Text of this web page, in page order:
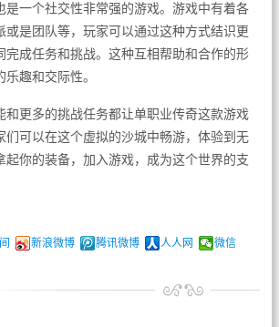
是一个社交性非常强的游戏。游戏中有着各
或是团队等，玩家可以通过这种方式结识更
完成任务和挑战。这种互相帮助和合作的形
趣和交际性。
和更多的挑战任务都让单职业传奇这款游戏
们可以在这个虚拟的沙城中畅游，体验到无
起你的装备，加入游戏，成为这个世界的支
新浪微博 腾讯微博 人人网 微信